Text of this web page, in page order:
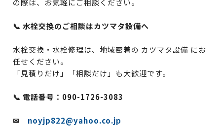
の際は、お気軽にご相談ください。
📞 水栓交換のご相談はカツマタ設備へ
水栓交換・水栓修理は、地域密着の カツマタ設備 にお
任せください。
「見積りだけ」「相談だけ」も大歓迎です。
📞 電話番号：090-1726-3083
✉ noyjp822@yahoo.co.jp